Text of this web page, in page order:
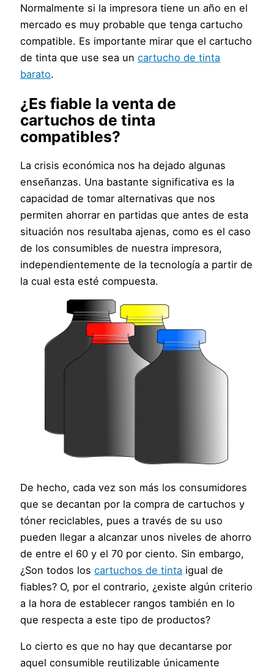
Normalmente si la impresora tiene un año en el
mercado es muy probable que tenga cartucho
compatible. Es importante mirar que el cartucho
de tinta que use sea uncartucho de tinta
barato.
¿Es fiable la venta de
cartuchos de tinta
compatibles?
La crisis económica nos ha dejado algunas
enseñanzas. Una bastante significativa es la
capacidad de tomar alternativas que nos
permiten ahorrar en partidas que antes de esta
situación nos resultaba ajenas, como es el caso
de los consumibles de nuestra impresora,
independientemente de la tecnología a partir de
la cual esta esté compuesta.
De hecho, cada vez son más los consumidores
que se decantan por la compra de cartuchos y
tóner reciclables, pues a través de su uso
pueden llegar a alcanzar unos niveles de ahorro
de entre el 60 y el 70 por ciento. Sin embargo,
¿Son todos loscartuchos de tinta igual de
fiables? O, por el contrario, ¿existe algún criterio
a la hora de establecer rangos también en lo
que respecta a este tipo de productos?
Lo cierto es que no hay que decantarse por
aquel consumible reutilizable únicamente